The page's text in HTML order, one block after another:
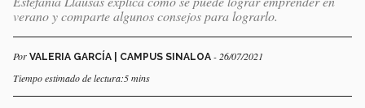
verano y comparte algunos consejos para lograrlo.
Por VALERIA GARCÍA | CAMPUS SINALOA - 26/07/2021
Tiempo estimado de lectura:5 mins